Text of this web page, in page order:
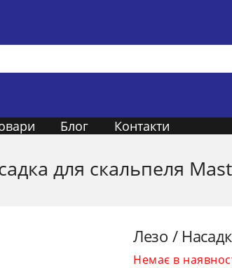
Блог Контакти
для скальпеля
Лезо /
Немає в